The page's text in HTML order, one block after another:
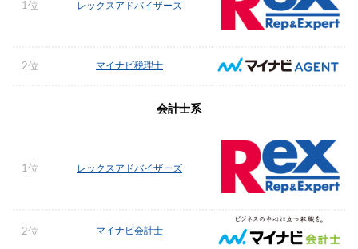
1位 レックスアドバイザーズ
2位 マイナビ税理士
会計士系
1位 レックスアドバイザーズ
2位 マイナビ会計士